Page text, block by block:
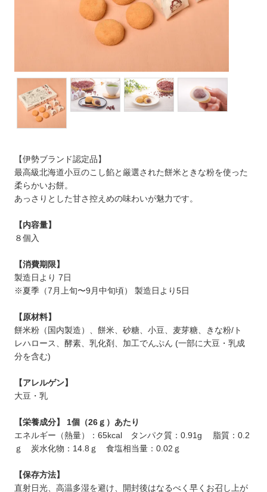
【伊勢ブランド認定品】
最高級北海道小豆のこし餡と厳選された餅米ときな粉を使った
柔らかいお餅。
あっさりとした甘さ控えめの味わいが魅力です。
【内容量】
８個入
【消費期限】
製造日より 7日
※夏季（7月上旬〜9月中旬頃） 製造日より5日
【原材料】
餅⽶粉（国内製造）、餅⽶、砂糖、⼩⾖、麦芽糖、きな粉/ト
レハロース、酵素、乳化剤、加⼯でんぷん (⼀部に⼤⾖・乳成
分を含む)
【アレルゲン】
大豆・乳
【栄養成分】 1個（26ｇ）あたり
エネルギー（熱量）：65kcal タンパク質：0.91g 脂質：0.2
ｇ 炭⽔化物：14.8ｇ ⾷塩相当量：0.02ｇ
【保存方法】
直射⽇光、高温多湿を避け、開封後はなるべく早くお召し上が